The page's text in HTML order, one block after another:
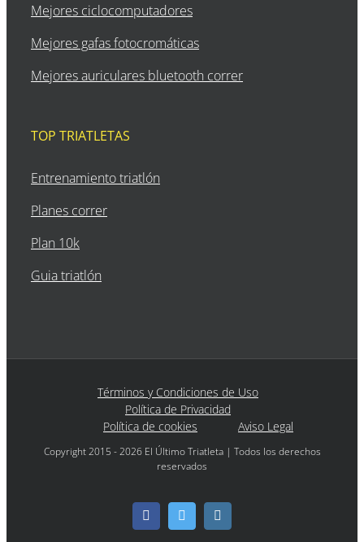
Mejores ciclocomputadores
Mejores gafas fotocromáticas
Mejores auriculares bluetooth correr
TOP TRIATLETAS
Entrenamiento triatlón
Planes correr
Plan 10k
Guia triatlón
Términos y Condiciones de Uso
Política de Privacidad
Política de cookies
Aviso Legal
Copyright 2015 - 2026 El Último Triatleta | Todos los derechos
reservados
FacebookTwitter